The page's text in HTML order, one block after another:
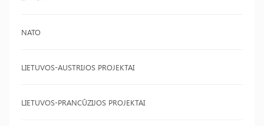
NATO
LIETUVOS-AUSTRIJOS PROJEKTAI
LIETUVOS-PRANCŪZIJOS PROJEKTAI